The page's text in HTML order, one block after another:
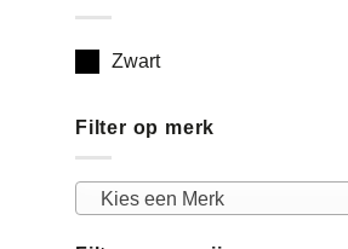
Zwart
Filter op merk
Kies een Merk